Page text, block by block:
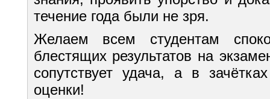
течение года были не зря.
Желаем всем студентам
блестящих результатов на
сопутствует удача, а в
оценки!